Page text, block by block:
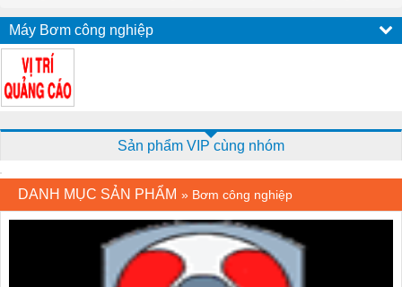
Máy Bơm công nghiệp
Sản phẩm VIP cùng nhóm
DANH MỤC SẢN PHẨM » Bơm công nghiệp